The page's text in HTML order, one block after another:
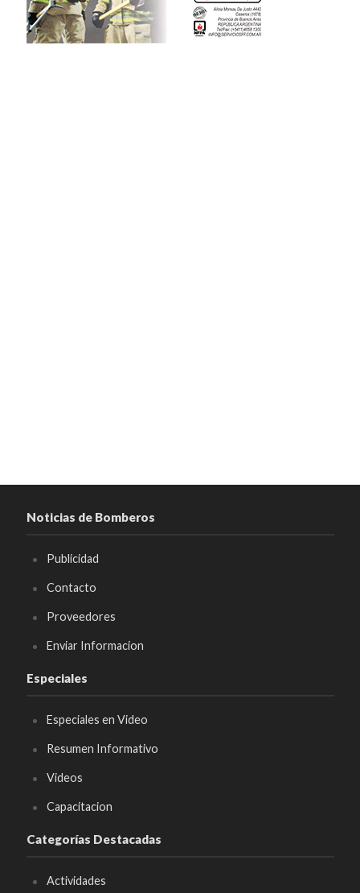
Noticias de Bomberos
Publicidad
Contacto
Proveedores
Enviar Informacion
Especiales
Especiales en Video
Resumen Informativo
Videos
Capacitacion
Categorías Destacadas
Actividades